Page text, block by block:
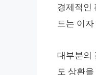
경제적인
드는 이
대부분의
도 상환